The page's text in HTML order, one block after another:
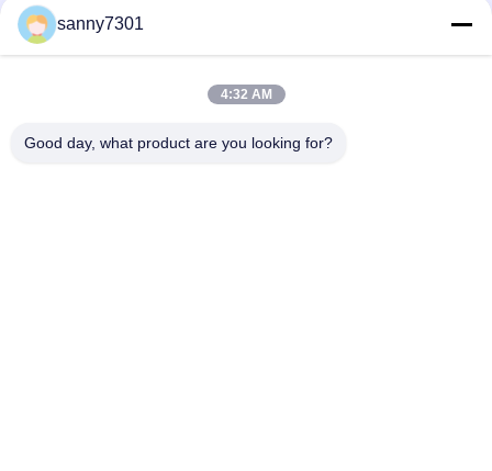
পোলিশ ক্লিনরুম পাস বক্স কাস্টমাইজড এবং দক্ষ দূষণ নিয়ন্ত্রণ
ইউভি লাইট স্টেইনলেস স্টিল 304 ক্যাবিনেট সহ স্ট্যাটিক ল্যাবরেটরি ক্লিন রুম পাস বক্স
পণ্য স্থানান্তরের জন্য এসএস রোলার লাইন সহ কাস্টমাইজড স্টেইনলেস স্টীল স্ট্যাটিক পাস
sanny7301
4:32 AM
Good day, what product are you looking for?